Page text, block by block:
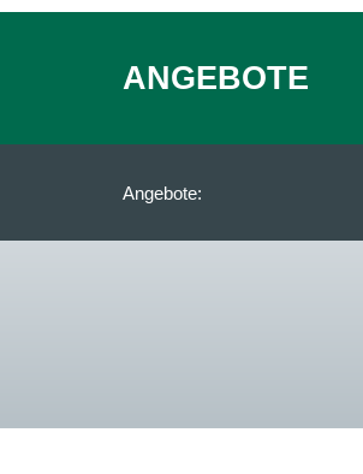
ANGEBOTE
Angebote: